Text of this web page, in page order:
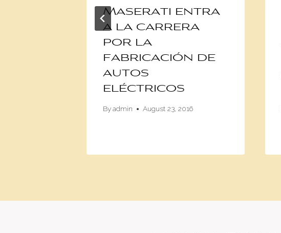
Maserati entra
a la carrera
por la
fabricación de
autos
eléctricos
Byadmin August 23, 2016